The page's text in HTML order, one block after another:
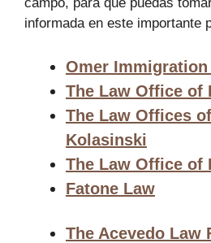
informada en este importante
Omer
The Law Office of
The Law Offices
Kolasinski
The Law Office of
Fatone Law
The Acevedo Law